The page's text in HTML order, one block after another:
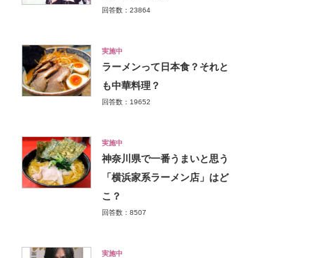
回答数：23864
実施中
ラーメンって日本食？それと
も中華料理？
回答数：19652
実施中
神奈川県で一番うまいと思う
「横浜家系ラーメン店」はど
こ？
回答数：8507
実施中